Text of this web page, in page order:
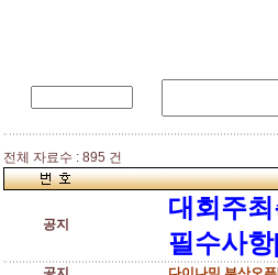
전체 자료수 : 895 건
공지
대회주
필수사